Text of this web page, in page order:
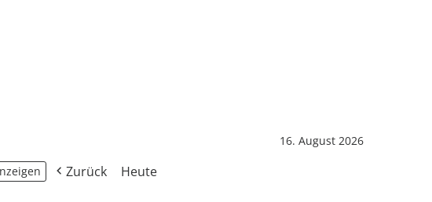
16. August 2026
Zurück Heute